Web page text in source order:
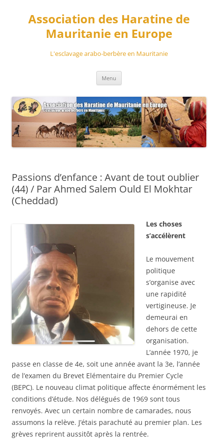
contenuAssociation des Haratine de
Mauritanie en Europe
L'esclavage arabo-berbère en Mauritanie
Menu
Passions d’enfance : Avant de tout oublier
(44) / Par Ahmed Salem Ould El Mokhtar
(Cheddad)
Les choses
s’accélèrent
Le mouvement
politique
s’organise avec
une rapidité
vertigineuse. Je
demeurai en
dehors de cette
organisation.
L’année 1970, je
passe en classe de 4e, soit une année avant la 3e, l’année
de l’examen du Brevet Elémentaire du Premier Cycle
(BEPC). Le nouveau climat politique affecte énormément les
conditions d’étude. Nos délégués de 1969 sont tous
renvoyés. Avec un certain nombre de camarades, nous
assumons la relève. J’étais parachuté au premier plan. Les
grèves reprirent aussitôt après la rentrée.